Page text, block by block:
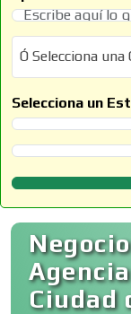
Ó Selecciona una
Ó Selecciona una
Selecciona un
Selecciona un
Selecciona un
Ciudad